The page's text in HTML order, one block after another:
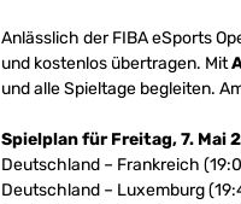
Anlässlich der FIBA eSports
und kostenlos übertragen. Mit
und alle Spieltage begleiten.
Spielplan für Freitag, 7. Mai
Deutschland – Frankreich
Deutschland – Luxemburg